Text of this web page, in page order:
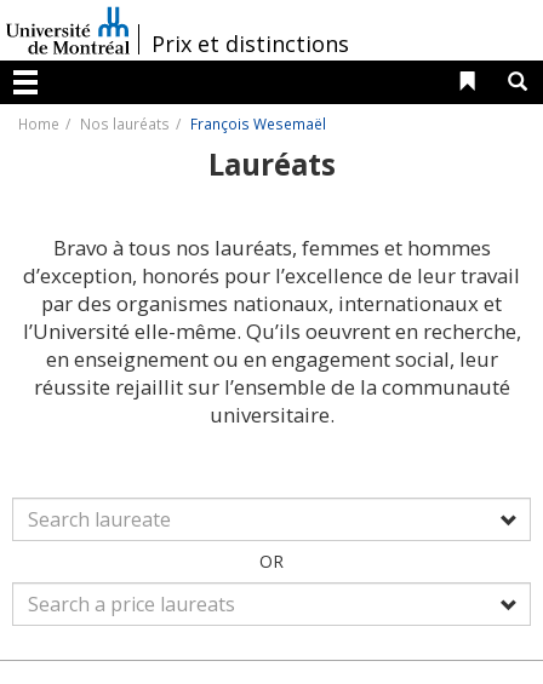
au
contenu
/Prix et distinctions
Menu
Liens
Home Nos lauréats François Wesemaël
Lauréats
Bravo à tous nos lauréats, femmes et hommes
d’exception, honorés pour l’excellence de leur travail
par des organismes nationaux, internationaux et
l’Université elle-même. Qu’ils oeuvrent en recherche,
en enseignement ou en engagement social, leur
réussite rejaillit sur l’ensemble de la communauté
universitaire.
OR